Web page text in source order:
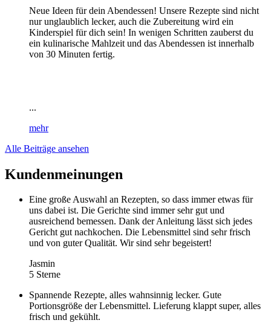
Neue Ideen für dein Abendessen! Unsere Rezepte sind nicht
nur unglaublich lecker, auch die Zubereitung wird ein
Kinderspiel für dich sein! In wenigen Schritten zauberst du
ein kulinarische Mahlzeit und das Abendessen ist innerhalb
von 30 Minuten fertig.
...
mehr
Alle Beiträge ansehen
Kundenmeinungen
Eine große Auswahl an Rezepten, so dass immer etwas für
uns dabei ist. Die Gerichte sind immer sehr gut und
ausreichend bemessen. Dank der Anleitung lässt sich jedes
Gericht gut nachkochen. Die Lebensmittel sind sehr frisch
und von guter Qualität. Wir sind sehr begeistert!
Jasmin
5 Sterne
Spannende Rezepte, alles wahnsinnig lecker. Gute
Portionsgröße der Lebensmittel. Lieferung klappt super, alles
frisch und gekühlt.